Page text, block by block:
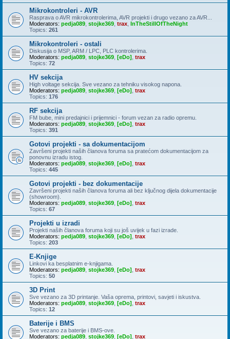
Mikrokontroleri - AVR
Rasprava o AVR mikrokontrolerima, AVR projekti i drugo vezano za AVR...
Moderators: pedja089 stojke369 trax InTheStillOfTheNight
Topics: 261
Mikrokontroleri - ostali
Diskusija o MSP, ARM / LPC, PLC kontrolerima.
Moderators: pedja089 stojke369 [eDo] trax
Topics: 72
HV sekcija
High voltage sekcija. Sve vezano za tehniku visokog napona.
Moderators: pedja089 stojke369 [eDo] trax
Topics: 176
RF sekcija
FM bube, mini predajnici i prijemnici - forum vezan za radio opremu.
Moderators: pedja089 stojke369 [eDo] trax
Topics: 391
Gotovi projekti - sa dokumentacijom
Završeni projekti naših članova foruma sa pratećom dokumentacijom za
ponovnu izradu istog.
Moderators: pedja089 stojke369 [eDo] trax
Topics: 445
Gotovi projekti - bez dokumentacije
Završeni projekti naših članova foruma ali bez ključnog dijela dokumentacije
(showroom).
Moderators: pedja089 stojke369 [eDo] trax
Topics: 67
Projekti u izradi
Projekti naših članova foruma koji su još uvijek u fazi izrade.
Moderators: pedja089 stojke369 [eDo] trax
Topics: 203
E-Knjige
Linkovi ka besplatnim e-knjigama.
Moderators: pedja089 stojke369 [eDo] trax
Topics: 50
3D Print
Sve vezano za 3D printanje. Vaša oprema, printovi, savjeti i iskustva.
Moderators: pedja089 stojke369 [eDo] trax
Topics: 12
Baterije i BMS
Sve vezano za baterije i BMS-ove.
Moderators: pedja089 stojke369 [eDo] trax